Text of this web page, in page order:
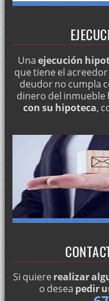
Unaejecución
que tiene el acreedor
deudor no cumpla
dinero del inmueble
con su hipoteca,
Si quiere realizar
o desea pedir